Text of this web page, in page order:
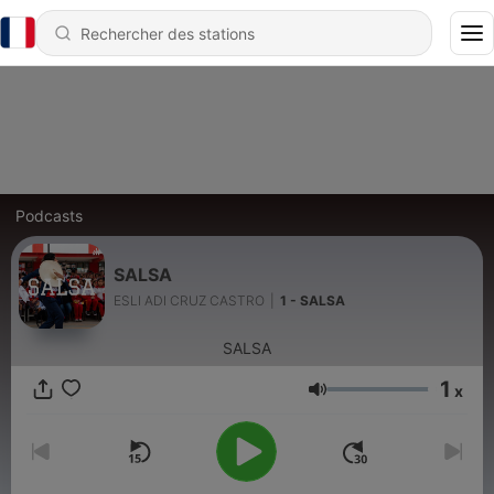
Podcasts
SALSA
ESLI ADI CRUZ CASTRO 1 - SALSA
SALSA
Volume 1 x